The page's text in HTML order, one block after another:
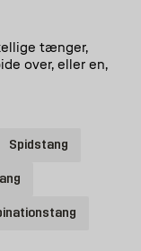
tænger,
over, eller en,
klare opgaven.
og det kan
Ligesom
forskellige
med en
En rørtang er for
rørarbejde og
Spidstang